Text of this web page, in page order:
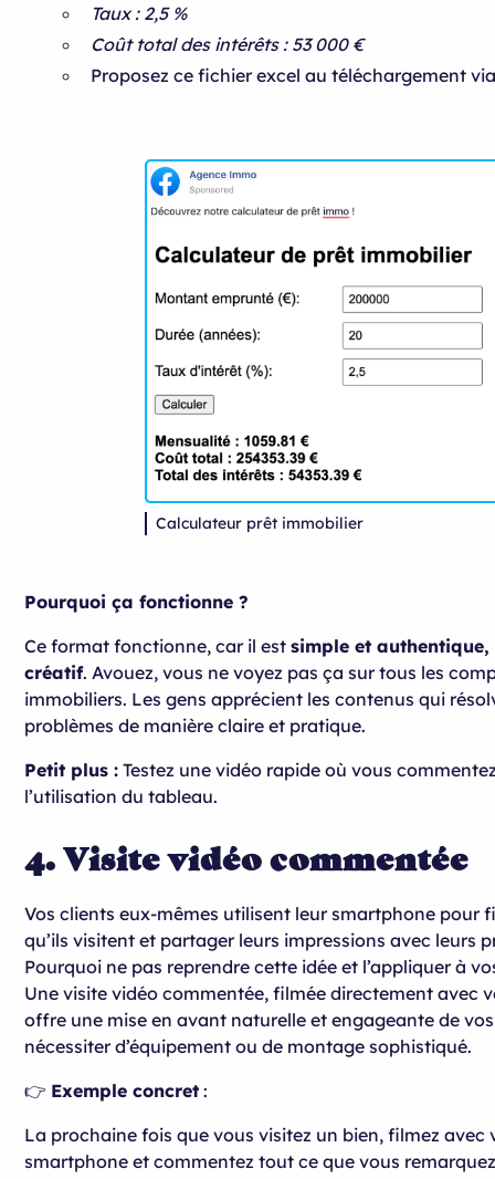
Taux : 2,5 %
Coût total des intérêts : 53 000 €
Proposez ce fichier excel au téléchargement
Calculateur prêt immobilier
Pourquoi ça fonctionne ?
Ce format fonctionne, car il estsimple et
créatif. Avouez, vous ne voyez pas ça sur tous les
immobiliers. Les gens apprécient les contenus qui
problèmes de manière claire et pratique.
Petit plus : Testez une vidéo rapide où vous
l’utilisation du tableau.
4. Visite vidéo commentée
Vos clients eux-mêmes utilisent leur smartphone pour
qu’ils visitent et partager leurs impressions avec leurs
Pourquoi ne pas reprendre cette idée et l’appliquer à
Une visite vidéo commentée, filmée directement avec
offre une mise en avant naturelle et engageante de
nécessiter d’équipement ou de montage sophistiqué.
👉 Exemple concret :
La prochaine fois que vous visitez un bien, filmez avec
smartphone et commentez tout ce que vous